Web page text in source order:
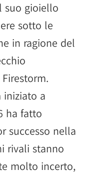
suo gioiello
sotto le
in ragione del
iniziato a
ha fatto
successo nella
rivali stanno
molto incerto,